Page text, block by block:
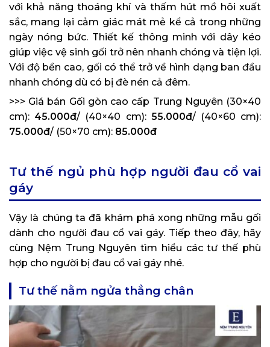
với khả năng thoáng khí và thấm hút mồ hôi xuất
sắc, mang lại cảm giác mát mẻ kể cả trong những
ngày nóng bức. Thiết kế thông minh với dây kéo
giúp việc vệ sinh gối trở nên nhanh chóng và tiện lợi.
Với độ bền cao, gối có thể trở về hình dạng ban đầu
nhanh chóng dù có bị đè nén cả đêm.
>>> Giá bán Gối gòn cao cấp Trung Nguyên (30×40
cm): 45.000đ/ (40×40 cm): 55.000đ/ (40×60 cm):
75.000đ/ (50×70 cm): 85.000đ
Tư thế ngủ phù hợp người đau cổ vai
gáy
Vậy là chúng ta đã khám phá xong những mẫu gối
dành cho người đau cổ vai gáy. Tiếp theo đây, hãy
cùng Nệm Trung Nguyên tìm hiểu các tư thế phù
hợp cho người bị đau cổ vai gáy nhé.
Tư thế nằm ngửa thẳng chân